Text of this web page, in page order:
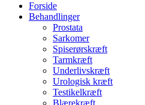
Forside
Behandlinger
Prostata
Sarkomer
Spiserørskræft
Tarmkræft
Underlivskræft
Urologisk kræft
Testikelkræft
Blærekræft